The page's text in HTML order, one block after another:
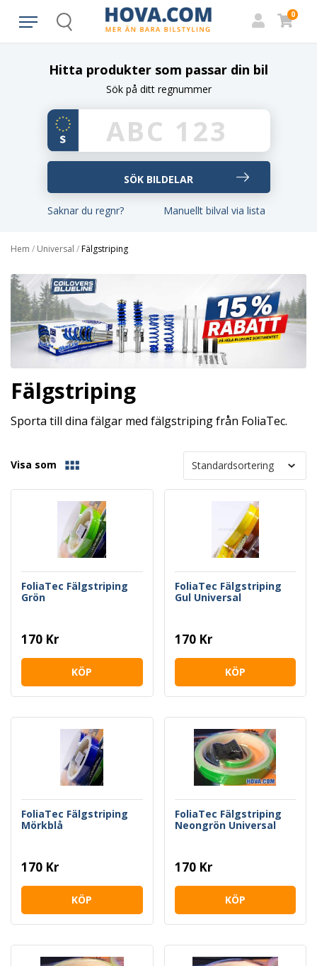
Search
0
Hitta produkter som passar din bil
Sök på ditt regnummer
Saknar du regnr? Manuellt bilval via lista
Hem / Universal /Fälgstriping
Fälgstriping
Sporta till dina fälgar med fälgstriping från FoliaTec.
Visa som
FoliaTec Fälgstriping
Grön
170 Kr
KÖP
FoliaTec Fälgstriping
Gul Universal
170 Kr
KÖP
FoliaTec Fälgstriping
Mörkblå
170 Kr
KÖP
FoliaTec Fälgstriping
Neongrön Universal
170 Kr
KÖP